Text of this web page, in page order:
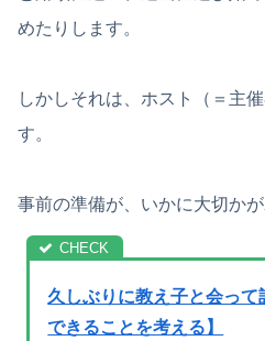
めたりします。
しかしそれは、ホスト（＝主
す。
事前の準備が、いかに大切かが
久しぶりに教え子と会って
できることを考える】